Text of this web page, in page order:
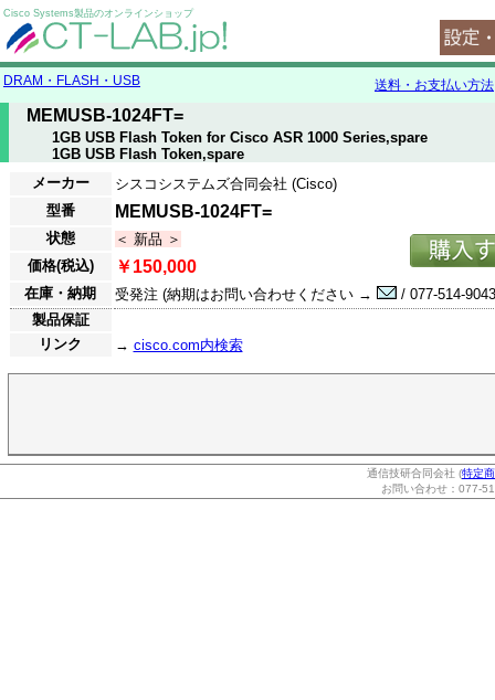
Cisco Systems製品のオンラインショップ
DRAM・FLASH・USB 送料・お支払い方法
MEMUSB-1024FT=
1GB USB Flash Token for Cisco ASR 1000 Series,spare
1GB USB Flash Token,spare
メーカー
シスコシステムズ合同会社 (Cisco)
型番
MEMUSB-1024FT=
状態
＜ 新品 ＞
価格(税込)
￥150,000
在庫・納期 受発注 (納期はお問い合わせください →
/ 077-514-
製品保証
リンク
→ cisco.com内検索
通信技研合同会社 (特定
お問い合わせ：077-